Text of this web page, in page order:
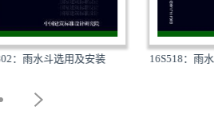
：雨水斗选用及安装 16S518：雨水